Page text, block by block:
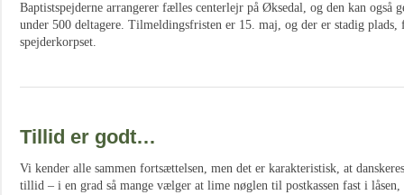
Baptistspejderne arrangerer fælles centerlejr på Øksedal, og den kan også
under 500 deltagere. Tilmeldingsfristen er 15. maj, og der er stadig
spejderkorpset.
Tillid er godt…
Vi kender alle sammen fortsættelsen, men det er karakteristisk, at
tillid – i en grad så mange vælger at lime nøglen til postkassen fast i